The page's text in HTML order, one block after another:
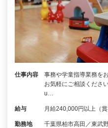
仕事内容
事務や学童指導業務を
お気軽にご相談くださ
u…
給与 月給240,000円以上（賞
勤務地 千葉県柏市高田／東武